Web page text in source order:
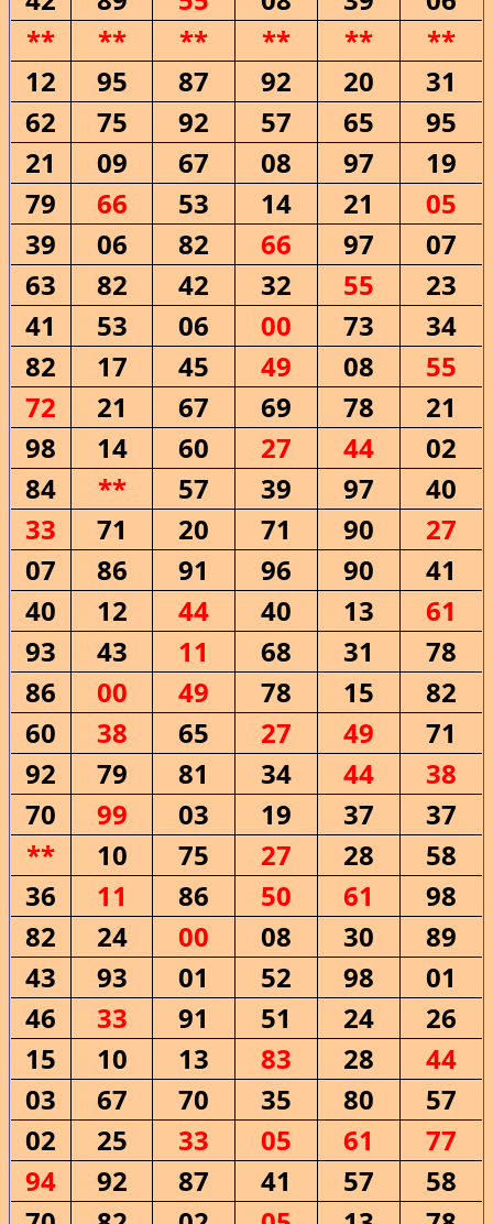
**
** ** ** **
**
12
95 87 92 20
31
62
75 92 57 65
95
21
09 67 08 97
19
79
66 53 14 21
05
39
06 82 66 97
07
63
82 42 32 55
23
41
53 06 00 73
34
82
17 45 49 08
55
72
21 67 69 78
21
98
14 60 27 44
02
84
** 57 39 97
40
33
71 20 71 90
27
07
86 91 96 90
41
40
12 44 40 13
61
93
43 11 68 31
78
86
00 49 78 15
82
60
38 65 27 49
71
92
79 81 34 44
38
70
99 03 19 37
37
**
10 75 27 28
58
36
11 86 50 61
98
82
24 00 08 30
89
43
93 01 52 98
01
46
33 91 51 24
26
15
10 13 83 28
44
03
67 70 35 80
57
02
25 33 05 61
77
94
92 87 41 57
58